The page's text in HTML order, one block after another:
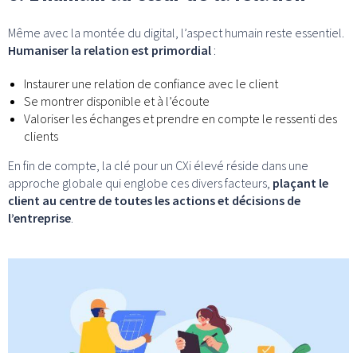
Même avec la montée du digital, l’aspect humain reste essentiel.
Humaniser la relation est primordial :
Instaurer une relation de confiance avec le client
Se montrer disponible et à l’écoute
Valoriser les échanges et prendre en compte le ressenti des
clients
En fin de compte, la clé pour un CXi élevé réside dans une
approche globale qui englobe ces divers facteurs, plaçant le
client au centre de toutes les actions et décisions de
l’entreprise.